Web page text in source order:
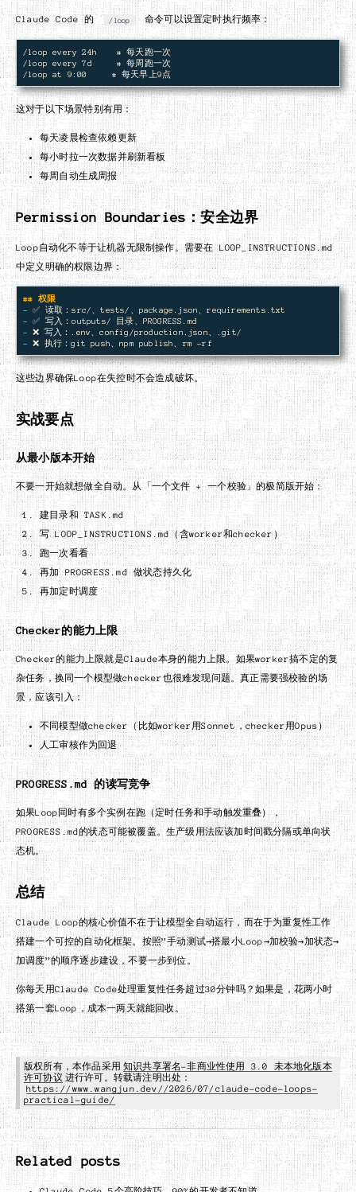
Claude Code 的 /loop 命令可以设置定时执行频率：
/loop every 24h    # 每天跑一次
/loop every 7d     # 每周跑一次
这对于以下场景特别有用：
每天凌晨检查依赖更新
每小时拉一次数据并刷新看板
每周自动生成周报
Permission Boundaries：安全边界
Loop自动化不等于让机器无限制操作。需要在 LOOP_INSTRUCTIONS.md
中定义明确的权限边界：
## 权限
-
-
-
-
这些边界确保Loop在失控时不会造成破坏。
实战要点
从最小版本开始
不要一开始就想做全自动。从「一个文件 + 一个校验」的极简版开始：
建目录和 TASK.md
写 LOOP_INSTRUCTIONS.md（含worker和checker）
跑一次看看
再加 PROGRESS.md 做状态持久化
再加定时调度
Checker的能力上限
Checker的能力上限就是Claude本身的能力上限。如果worker搞不定的复
杂任务，换同一个模型做checker也很难发现问题。真正需要强校验的场
景，应该引入：
不同模型做checker（比如worker用Sonnet，checker用Opus）
人工审核作为回退
PROGRESS.md 的读写竞争
如果Loop同时有多个实例在跑（定时任务和手动触发重叠），
PROGRESS.md的状态可能被覆盖。生产级用法应该加时间戳分隔或单向状
态机。
总结
Claude Loop的核心价值不在于让模型全自动运行，而在于为重复性工作
搭建一个可控的自动化框架。按照”手动测试→搭最小Loop→加校验→加状态→
加调度”的顺序逐步建设，不要一步到位。
你每天用Claude Code处理重复性任务超过30分钟吗？如果是，花两小时
搭第一套Loop，成本一两天就能回收。
版权所有，本作品采用 知识共享署名-非商业性使用 3.0 未本地化版本
许可协议 进行许可。转载请注明出处：
https://www.wangjun.dev//2026/07/claude-code-loops-
practical-guide/
Related posts